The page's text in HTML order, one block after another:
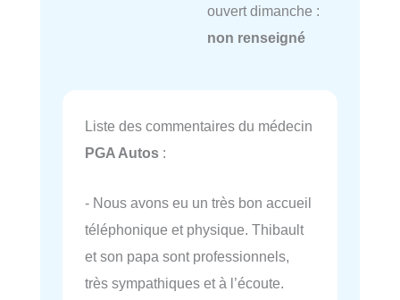
ouvert dimanche :
non renseigné
Liste des commentaires du médecin
PGA Autos :
- Nous avons eu un très bon accueil
téléphonique et physique. Thibault
et son papa sont professionnels,
très sympathiques et à l’écoute.